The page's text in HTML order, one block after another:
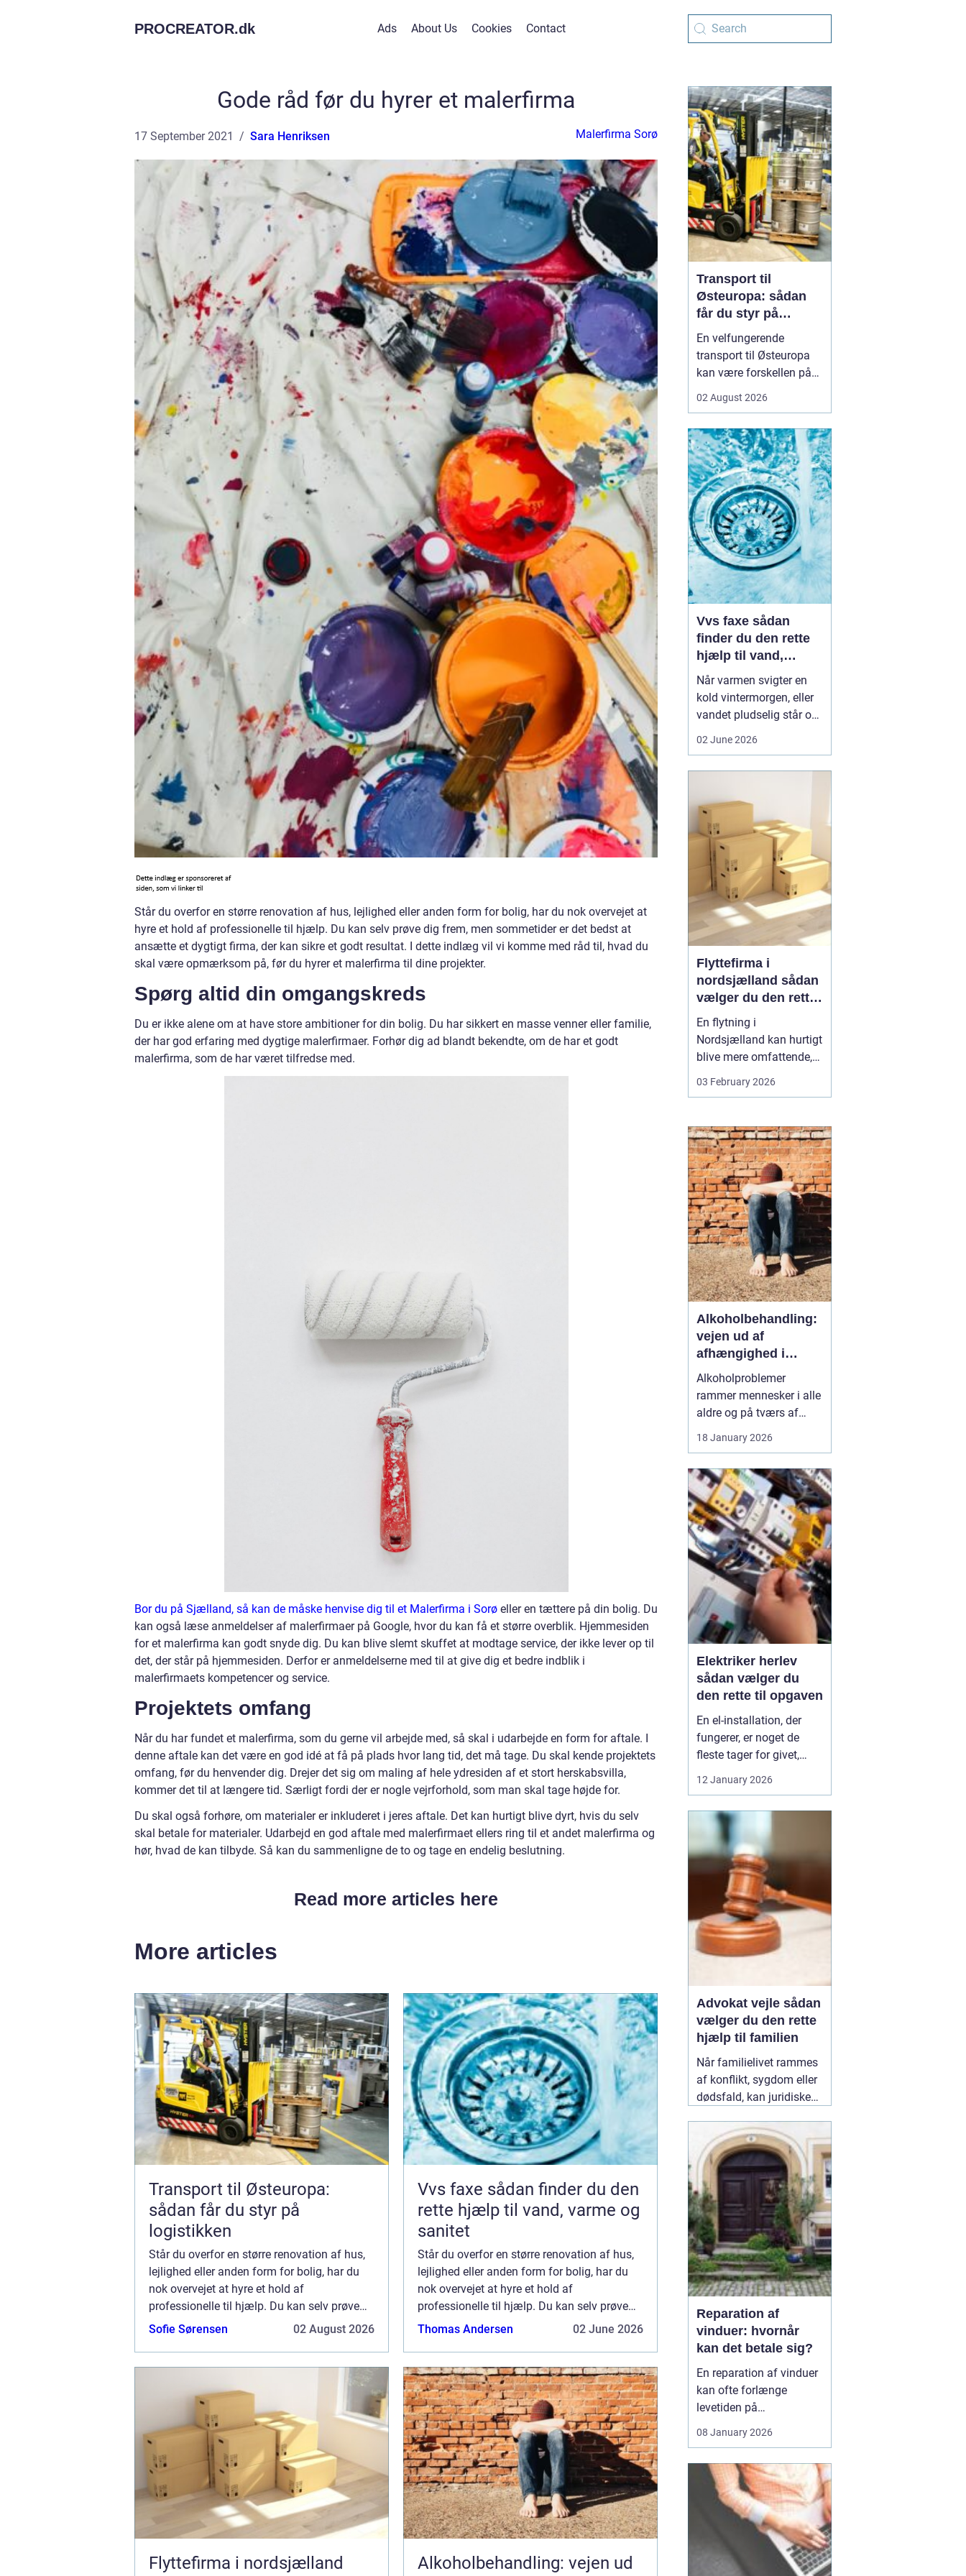
PROCREATOR.dk Ads About Us Cookies Contact
Gode råd før du hyrer et malerfirma
17 September 2021 Sara Henriksen Malerfirma Sorø
Står du overfor en større renovation af hus, lejlighed eller anden form for bolig, har du nok overvejet at
hyre et hold af professionelle til hjælp. Du kan selv prøve dig frem, men sommetider er det bedst at
ansætte et dygtigt firma, der kan sikre et godt resultat. I dette indlæg vil vi komme med råd til, hvad du
skal være opmærksom på, før du hyrer et malerfirma til dine projekter.
Spørg altid din omgangskreds
Du er ikke alene om at have store ambitioner for din bolig. Du har sikkert en masse venner eller familie,
der har god erfaring med dygtige malerfirmaer. Forhør dig ad blandt bekendte, om de har et godt
malerfirma, som de har været tilfredse med.
Bor du på Sjælland, så kan de måske henvise dig til et Malerfirma i Sorø eller en tættere på din bolig. Du
kan også læse anmeldelser af malerfirmaer på Google, hvor du kan få et større overblik. Hjemmesiden
for et malerfirma kan godt snyde dig. Du kan blive slemt skuffet at modtage service, der ikke lever op til
det, der står på hjemmesiden. Derfor er anmeldelserne med til at give dig et bedre indblik i
malerfirmaets kompetencer og service.
Projektets omfang
Når du har fundet et malerfirma, som du gerne vil arbejde med, så skal i udarbejde en form for aftale. I
denne aftale kan det være en god idé at få på plads hvor lang tid, det må tage. Du skal kende projektets
omfang, før du henvender dig. Drejer det sig om maling af hele ydresiden af et stort herskabsvilla,
kommer det til at længere tid. Særligt fordi der er nogle vejrforhold, som man skal tage højde for.
Du skal også forhøre, om materialer er inkluderet i jeres aftale. Det kan hurtigt blive dyrt, hvis du selv
skal betale for materialer. Udarbejd en god aftale med malerfirmaet ellers ring til et andet malerfirma og
hør, hvad de kan tilbyde. Så kan du sammenligne de to og tage en endelig beslutning.
Read more articles here
More articles
Transport til Østeuropa:
sådan får du styr på
logistikken
Står du overfor en større renovation af hus,
lejlighed eller anden form for bolig, har du
nok overvejet at hyre et hold af
professionelle til hjælp. Du kan selv prøve
dig frem, men sommetider er det bedst at
Sofie Sørensen 02 August 2026
Vvs faxe sådan finder du den
rette hjælp til vand, varme og
sanitet
Står du overfor en større renovation af hus,
lejlighed eller anden form for bolig, har du
nok overvejet at hyre et hold af
professionelle til hjælp. Du kan selv prøve
dig frem, men sommetider er det bedst at
Thomas Andersen 02 June 2026
Flyttefirma i nordsjælland
Alkoholbehandling: vejen ud
Transport til
Østeuropa: sådan
får du styr på
logistikken
En velfungerende
transport til Østeuropa
kan være forskellen på
dyre forsinkelser. Mange
mod Baltikum, Ukraine
og resten af regionen for
at finde nye kunder og
leverandører. Men v...
02 August 2026
Vvs faxe sådan
finder du den rette
hjælp til vand,
varme og sanitet
Når varmen svigter en
kold vintermorgen, eller
vandet pludselig står op
installatører en central
rolle i hverdagen, selv
om vi sjældent tænker
over det. Gennemgang
af varmea...
02 June 2026
Flyttefirma i
nordsjælland sådan
vælger du den rette
partner til din
flytning
En flytning i
Nordsjælland kan hurtigt
blive mere omfattende,
end man først tror. Der er
nøgler, flyttekasser,
parkering, møbler der
skal skilles ad, og
ejendele med
affektionsværdi, som
helst skal komme sikkert
frem. Mange vælger
der...
03 February 2026
Alkoholbehandling:
vejen ud af
afhængighed i
trygge rammer
Alkoholproblemer
rammer mennesker i alle
aldre og på tværs af
starter det med hygge,
at dæmpe uro og svære
følelser på. Langsomt
flytter alkoholen græns...
18 January 2026
Elektriker herlev
sådan vælger du
den rette til opgaven
En el-installation, der
fungerer, er noget de
fleste tager for givet,
eller en stikkontakt bliver
problemer, kan det
hurtigt blive både utrygt
og dyrt, hvis der ikke
reageres rigtigt. Derfor
giver ...
12 January 2026
Advokat vejle sådan
vælger du den rette
hjælp til familien
Når familielivet rammes
af konflikt, sygdom eller
dødsfald, kan juridiske
sig store. Mange oplever,
at de både skal håndtere
følelser og praktiske
problemer på én gang.
Her kan en erfaren10
January 2026
Reparation af
vinduer: hvornår
kan det betale sig?
En reparation af vinduer
kan ofte forlænge
levetiden på
glas med mange år. For
valget mellem at
reparere eller udskifte
hele vinduet, og
beslutningen har både
08 January 2026